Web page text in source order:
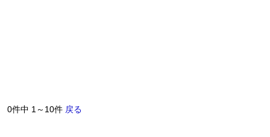
0件中 1～10件 戻る